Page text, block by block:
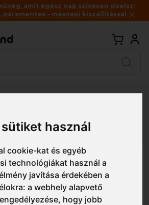
használ
cookie-kat és egyéb
technológiákat használ a
javítása érdekében a
a webhely alapvető
, hogy jobb
amit egész nap szívesen viselsz:
páramentes – másnapi kiszállítással
Egyszerű nézet
Bizflame Hi-Vis
ing